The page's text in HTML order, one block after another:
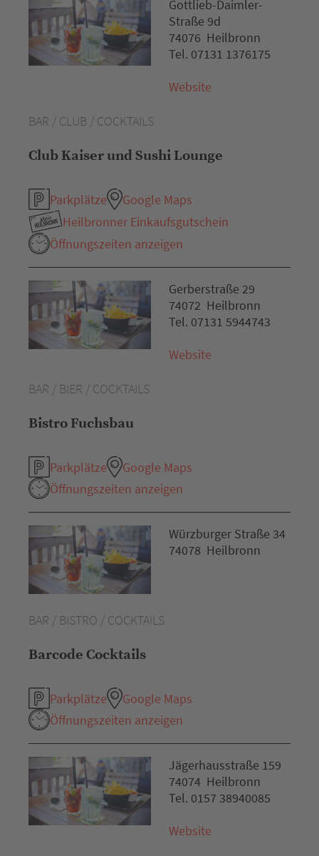
BAR / CLUB / COCKTAILS
Club Kaiser und Sushi Lounge
Parkplätze
Google Maps
Heilbronner Einkaufsgutschein
Öffnungszeiten anzeigen
Gottlieb-Daimler-
Straße 9d
74076 Heilbronn
Tel. 07131 1376175
Website
BAR / BIER / COCKTAILS
Bistro Fuchsbau
Parkplätze
Google Maps
Öffnungszeiten anzeigen
Gerberstraße 29
74072 Heilbronn
Tel. 07131 5944743
Website
BAR / BISTRO / COCKTAILS
Barcode Cocktails
Parkplätze
Google Maps
Öffnungszeiten anzeigen
Würzburger Straße 34
74078 Heilbronn
Jägerhausstraße 159
74074 Heilbronn
Tel. 0157 38940085
Website